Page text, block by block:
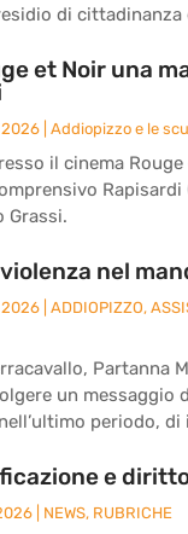
di
et Noir una
2026 Addiopizzo e le
il cinema
Grassi.
nel
2026 ADDIOPIZZO,
Partanna
un
periodo,
e
NEWS, RUBRICHE